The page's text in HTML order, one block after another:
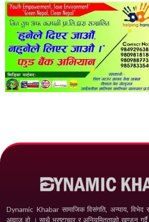
Dynamic Khabar सामाजिक विसंगति, अन्याय, विभेद­ र
आवाज हो । साथै भ्रष्टाचार र अनियमितताको खण्डन